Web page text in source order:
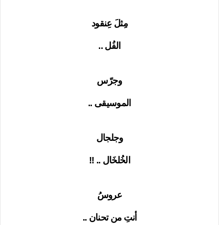
مِثلَ عِنقود
الفُل ..
وجرّس
الموسيقى ..
وجلجال
الخُلخَال .. !!
عروسُ
أنتِ من تحنان ..